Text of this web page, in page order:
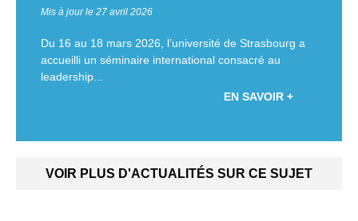
Mis à jour le 27 avril 2026
Du 16 au 18 mars 2026, l’université de Strasbourg a
accueilli un séminaire international consacré au
leadership...
EN SAVOIR +
VOIR PLUS D'ACTUALITÉS SUR CE SUJET